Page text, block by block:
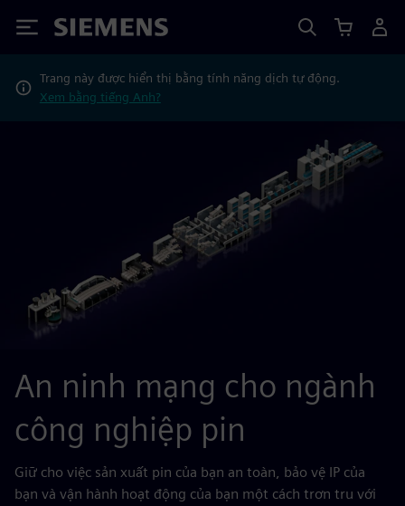
Siemens
Trang này được hiển thị bằng tính năng dịch tự động.
Xem bằng tiếng Anh?
An ninh mạng cho ngành
công nghiệp pin
Giữ cho việc sản xuất pin của bạn an toàn, bảo vệ IP của
bạn và vận hành hoạt động của bạn một cách trơn tru với